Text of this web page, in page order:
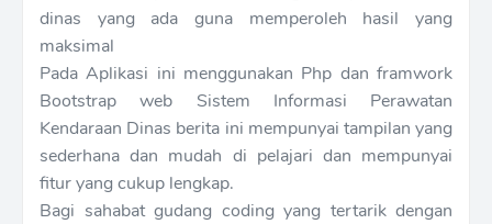
dinas yang ada guna memperoleh hasil yang
maksimal
Pada Aplikasi ini menggunakan Php dan framwork
Bootstrap web Sistem Informasi Perawatan
Kendaraan Dinas berita ini mempunyai tampilan yang
sederhana dan mudah di pelajari dan mempunyai
fitur yang cukup lengkap.
Bagi sahabat gudang coding yang tertarik dengan